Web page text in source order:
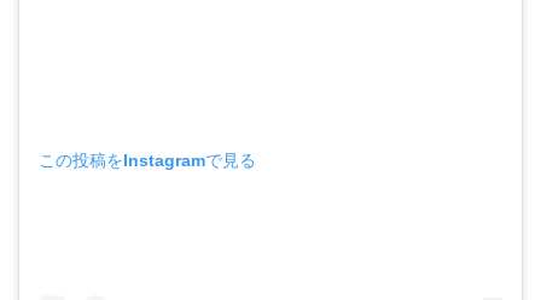
この投稿をInstagramで見る